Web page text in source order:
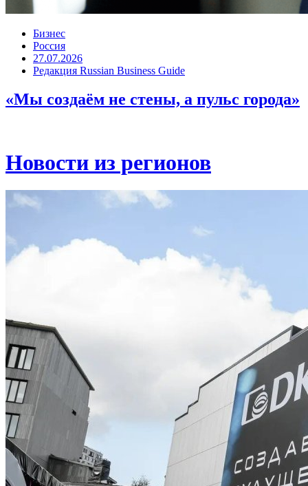
Бизнес
Россия
27.07.2026
Редакция Russian Business Guide
«Мы создаём не стены, а пульс города»
Новости из регионов